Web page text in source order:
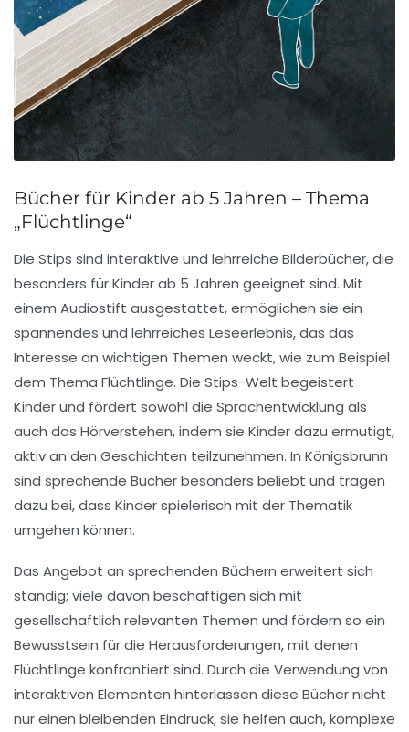
Bücher für Kinder ab 5 Jahren – Thema
„Flüchtlinge“
Die Stips sind interaktive und lehrreiche Bilderbücher, die
besonders für Kinder ab 5 Jahren geeignet sind. Mit
einem Audiostift ausgestattet, ermöglichen sie ein
spannendes und lehrreiches Leseerlebnis, das das
Interesse an wichtigen Themen weckt, wie zum Beispiel
dem Thema Flüchtlinge. Die Stips-Welt begeistert
Kinder und fördert sowohl die Sprachentwicklung als
auch das Hörverstehen, indem sie Kinder dazu ermutigt,
aktiv an den Geschichten teilzunehmen. In Königsbrunn
sind sprechende Bücherbesonders beliebt und tragen
dazu bei, dass Kinder spielerisch mit der Thematik
umgehen können.
Das Angebot an sprechenden Büchern erweitert sich
ständig; viele davon beschäftigen sich mit
gesellschaftlich relevanten Themen und fördern so ein
Bewusstsein für die Herausforderungen, mit denen
Flüchtlinge konfrontiert sind. Durch die Verwendung von
interaktiven Elementen hinterlassen diese Bücher nicht
nur einen bleibenden Eindruck, sie helfen auch, komplexe